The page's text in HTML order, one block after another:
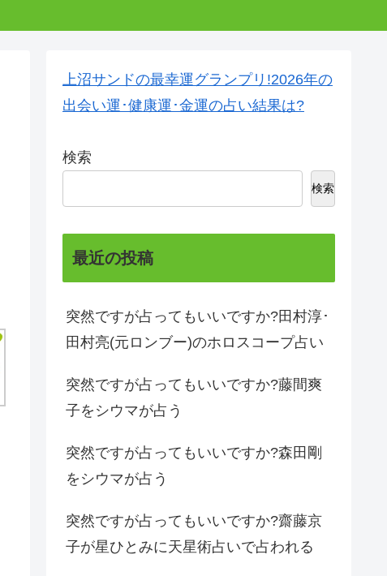
上沼サンドの最幸運グランプリ!2026年の
出会い運･健康運･金運の占い結果は?
検索
検索
最近の投稿
突然ですが占ってもいいですか?田村淳･
田村亮(元ロンブー)のホロスコープ占い
突然ですが占ってもいいですか?藤間爽
子をシウマが占う
突然ですが占ってもいいですか?森田剛
をシウマが占う
突然ですが占ってもいいですか?齋藤京
子が星ひとみに天星術占いで占われる